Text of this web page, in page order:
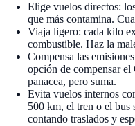
Elige vuelos directos:
que más contamina.
Viaja ligero: cada kilo
combustible. Haz la
Compensa las
opción de compensar
panacea, pero suma.
Evita vuelos internos
500 km, el tren o el bus
contando traslados y